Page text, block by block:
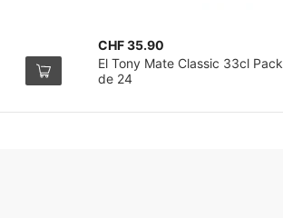
CHF 35.90
El Tony Mate Classic 33cl Pack
de 24